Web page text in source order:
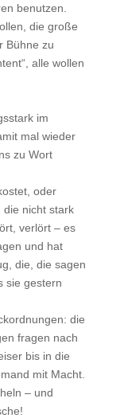
benutzen.
die große
Bühne zu
alle wollen
im
mal wieder
zu Wort
oder
die nicht stark
verlört – es
und hat
die, die sagen
sie gestern
die
fragen nach
bis in die
mit Macht.
– und